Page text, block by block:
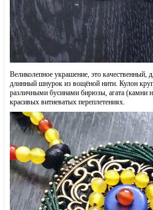
Великолепное украшение, это качественный,
длинный шнурок из вощёной нити. Кулон
различными бусинами бирюзы, агата (камни
красивых витиеватых переплетениях.